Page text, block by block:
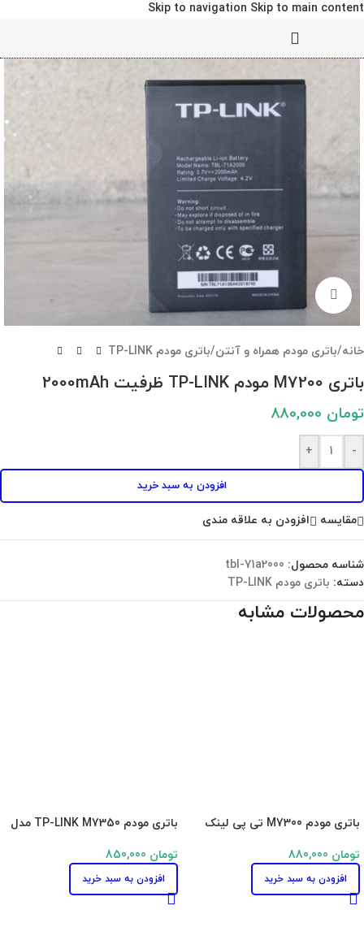
Skip to navigation Skip to main content
برای بزرگنمایی کلیک کنید
خانه/باتری مودم همراه و آنتن/باتری مودم TP-LINK
باتری M7200 مودم TP-LINK ظرفیت 2000mAh
تومان
-
+
افزودن به سبد خرید
مقايسه افزودن به علاقه مندی
شناسه محصول: tbl-71a2000
دسته: باتری مودم TP-LINK
محصولات مشابه
باتری مودم M7300 تی پی لینک
تومان
افزودن به سبد خرید
باتری مودم TP-LINK M7350 مدل
تومان
افزودن به سبد خرید